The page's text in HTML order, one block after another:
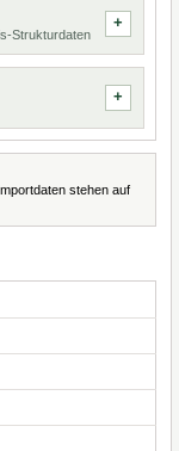
Strukturdaten
stehen auf